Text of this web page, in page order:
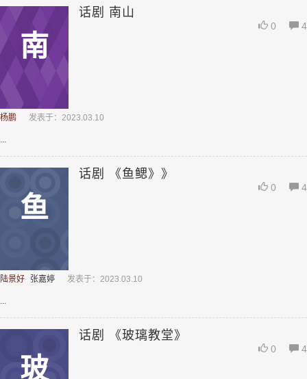
南
话剧 南山
0 4
杨鹏 发表于：2023.03.10
...
鱼
话剧 《鱼鳃》》
0 4
陆景好 张嘉婷 发表于：2023.03.10
...
玻
话剧 《玻璃教堂》
0 4